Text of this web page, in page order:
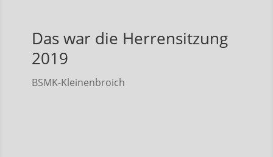
Das war die Herrensitzung
2019
BSMK-Kleinenbroich